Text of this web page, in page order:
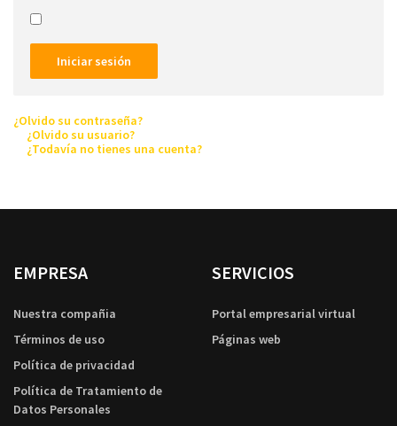
Iniciar sesión
¿Olvido su contraseña?
¿Olvido su usuario?
¿Todavía no tienes una cuenta?
EMPRESA
Nuestra compañia
Términos de uso
Política de privacidad
Política de Tratamiento de
Datos Personales
SERVICIOS
Portal empresarial virtual
Páginas web